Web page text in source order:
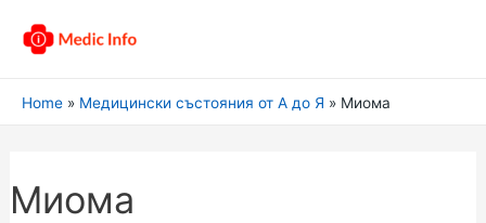
Home Медицински състояния от А до Я Миома
Миома